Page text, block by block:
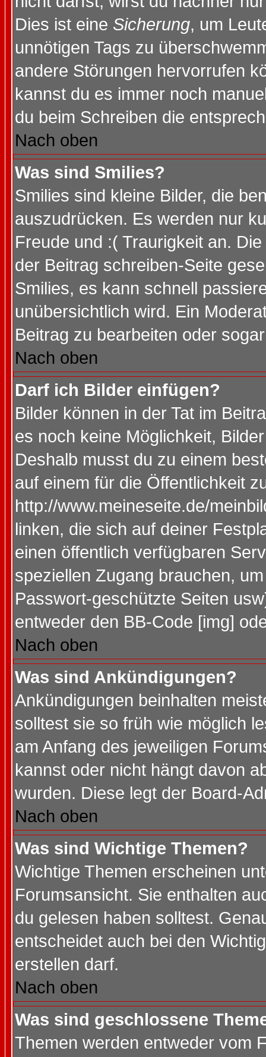
Dies ist eine Sicherung, um
unnötigen Tags zu
andere Störungen hervorrufen
kannst du es immer noch
du beim Schreiben die
Nach oben
Was sind Smilies?
Smilies sind kleine Bilder, die
auszudrücken. Es werden nur
Freude und :( Traurigkeit an.
der Beitrag schreiben-Seite
Smilies, es kann schnell
unübersichtlich wird. Ein
Beitrag zu bearbeiten oder
Nach oben
Darf ich Bilder einfügen?
Bilder können in der Tat im
es noch keine Möglichkeit,
Deshalb musst du zu einem
auf einem für die Öffentlichkeit
http://www.meineseite.de/
linken, die sich auf deiner
einen öffentlich verfügbaren
speziellen Zugang brauchen,
Passwort-geschützte Seiten
entweder den BB-Code [img]
Nach oben
Was sind Ankündigungen?
Ankündigungen beinhalten
solltest sie so früh wie möglich
am Anfang des jeweiligen
kannst oder nicht hängt davon
wurden. Diese legt der Board-
Nach oben
Was sind Wichtige Themen?
Wichtige Themen erscheinen
Forumsansicht. Sie enthalten
du gelesen haben solltest.
entscheidet auch bei den
erstellen darf.
Nach oben
Was sind geschlossene
Themen werden entweder vom